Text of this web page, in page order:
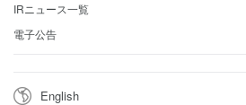
IRニュース一覧
電子公告
English